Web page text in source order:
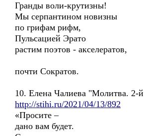
Гранды воли-крутизны!
Мы серпантином новизны
по грифам рифм,
Пульсацией Эрато
растим поэтов - акселератов,
почти Сократов.
10. Елена Чалиева "Молитва. 2-
http://stihi.ru/2021/04/13/892
«Просите –
дано вам будет.